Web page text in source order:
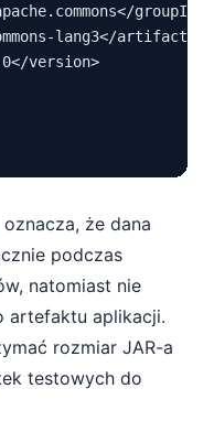
groupId>
lang3</artifactId>
version>
oznacza, że dana
podczas
natomiast nie
artefaktu aplikacji.
rozmiar JAR-a
testowych do